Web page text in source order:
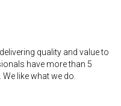
quality and value to
have more than 5
like what we do.